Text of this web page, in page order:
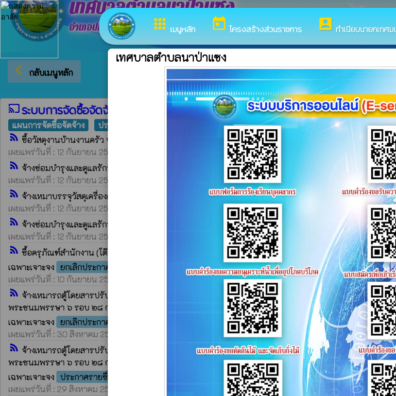
apps เมนูหลัก todayโครงสร้างส่วนราชการ account_box ทำเนียบนายกเทศ
เทศบาลตำบลนาป่าแซง
อำเภอปทุมราชวงศา จังหวัดอำนาจเจริญ
arrow_back_ios กลับเมนูหลัก ยินดีต้อนรับสู่เว็บไซต์ของ เทศบาลตำบลนาป่าแซง
cast ระบบการจัดซื้อจัดจ้าง egp
แผนการจัดซื้อจัดจ้าง ประกาศราคากลาง ประกาศเชิญชวน ประกาศรายชื่อผู้ชนะการเสนอราคา
rss_feed ซื้อวัสดุงานบ้านงานครัว จำนวน ๖ รายการ กองการศึกษา เทศบาลตำบลนาป่าแซง อำเภอปทุมราชวงศา จังหวัด
เผยแพร่วันที่ : 12 กันยายน 2567 | โดย : ระบบ rss Egp || เปิดอ่าน : 186
rss_feed จ้างซ่อมบำรุงและดูแลรักษารถยนต์ราชการ หมายเลขทะเบียน บจ ๘๙๕๕ อำนาจเจริญ โดยวิธีเฉพาะเจาะจง
เผยแพร่วันที่ : 12 กันยายน 2567 | โดย : ระบบ rss Egp || เปิดอ่าน : 214
rss_feed จ้างเหมาบรรจุวัสดุเครื่องดับเพลิงชนิดผง กองการศึกษา เทศบาลตำบลนาป่าแซง อำเภอปทุมราชวงศา จังหวัดอำ
เผยแพร่วันที่ : 12 กันยายน 2567 | โดย : ระบบ rss Egp || เปิดอ่าน : 198
rss_feed จ้างซ่อมบำรุงและดูแลรักษารถยนต์ราชการ หมายเลขทะเบียน บจ ๘๙๕๕ อำนาจเจริญ โดยวิธีเฉพาะเจาะจง
เผยแพร่วันที่ : 12 กันยายน 2567 | โดย : ระบบ rss Egp || เปิดอ่าน : 132
rss_feed ซื้อครุภัณฑ์สำนักงาน (โต๊ะพับอเนกประสงค์ หน้าโฟเมก้าขาว ขาขาวชุบโครเมี่ยม) ประจำปีงบประมาณ พ.ศ.๒
เฉพาะเจาะจง ยกเลิกประกาศรายชื่อผู้ชนะการเสนอราคา poll
เผยแพร่วันที่ : 10 กันยายน 2567 | โดย : ระบบ rss Egp || เปิดอ่าน : 152
rss_feed จ้างเหมารถตู้โดยสารปรับอากาศ จำนวน ๑ คัน สำหรับเข้าร่วมการแข่งขันจักรยานขาไถ (Balance Bike) เฉ
พระชนมพรรษา ๖ รอบ ๒๘ กรกฎาคม ๒๕๖๗ ระดับประเทศ รุ่นอายุ ๔ ปี ประเภทชาย ระหว่างวันที่ ๗-๘ กันยาย
เฉพาะเจาะจง ยกเลิกประกาศรายชื่อผู้ชนะการเสนอราคา
เผยแพร่วันที่ : 30 สิงหาคม 2567 | โดย : ระบบ rss Egp || เปิดอ่าน : 130
rss_feed จ้างเหมารถตู้โดยสารปรับอากาศ จำนวน ๑ คัน สำหรับเข้าร่วมการแข่งขันจักรยานขาไถ (Balance Bike) เฉ
พระชนมพรรษา ๖ รอบ ๒๘ กรกฎาคม ๒๕๖๗ ระดับประเทศ รุ่นอายุ ๔ ปี ประเภทชาย ระหว่างวันที่ ๗-๘ กันยาย
เฉพาะเจาะจง ประกาศรายชื่อผู้ชนะการเสนอราคา
เผยแพร่วันที่ : 29 สิงหาคม 2567 | โดย : ระบบ rss Egp || เปิดอ่าน : 204
เทศบาลตำบลนาป่าแซง